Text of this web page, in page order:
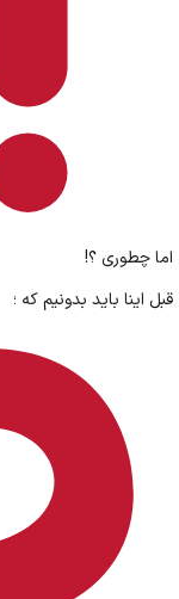
اما چطوری ؟!
قبل اینا باید بدونیم که ؛